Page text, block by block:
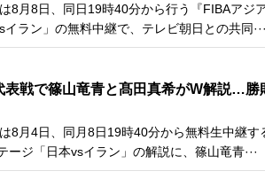
8月8日、同日19時40分から行う『FIBAアジ
ラン」の無料中継で、テレビ朝日との共同···
表戦で篠山竜青と髙田真希がW解説…勝
8月4日、同月8日19時40分から無料生中継す
ージ「日本vsイラン」の解説に、篠山竜青···